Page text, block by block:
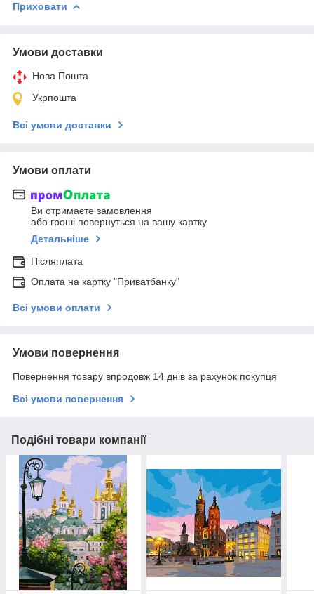
Приховати
Умови доставки
Нова Пошта
Укрпошта
Всі умови доставки
Умови оплати
Ви отримаєте замовлення
або гроші повернуться на вашу картку
Детальніше
Післяплата
Оплата на картку "Приватбанку"
Всі умови оплати
Умови повернення
Повернення товару впродовж 14 днів за рахунок покупця
Всі умови повернення
Подібні товари компанії